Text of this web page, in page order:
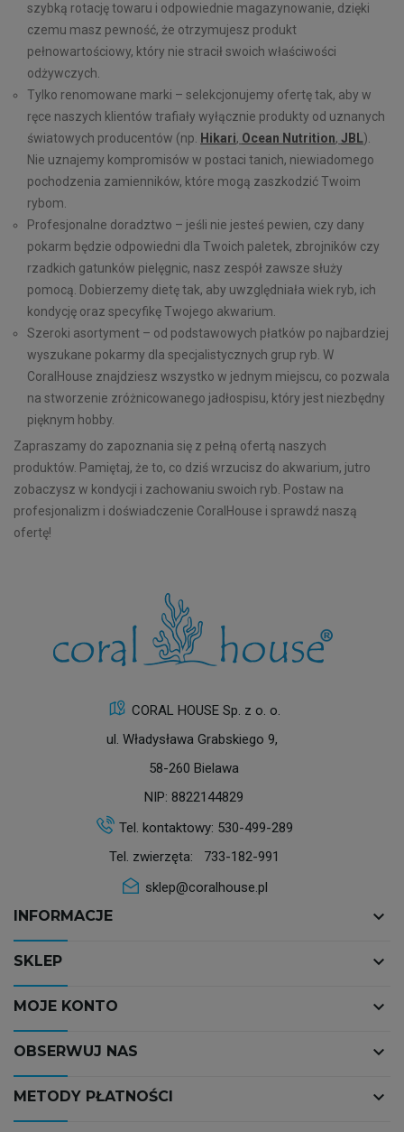
szybką rotację towaru i odpowiednie magazynowanie, dzięki
czemu masz pewność, że otrzymujesz produkt
pełnowartościowy, który nie stracił swoich właściwości
odżywczych.
Tylko renomowane marki – selekcjonujemy ofertę tak, aby w
ręce naszych klientów trafiały wyłącznie produkty od uznanych
światowych producentów (np.
Hikari, Ocean Nutrition, JBL).
Nie uznajemy kompromisów w postaci tanich, niewiadomego
pochodzenia zamienników, które mogą zaszkodzić Twoim
rybom.
Profesjonalne doradztwo – jeśli nie jesteś pewien, czy dany
pokarm będzie odpowiedni dla Twoich paletek, zbrojników czy
rzadkich gatunków pielęgnic, nasz zespół zawsze służy
pomocą. Dobierzemy dietę tak, aby uwzględniała wiek ryb, ich
kondycję oraz specyfikę Twojego akwarium.
Szeroki asortyment – od podstawowych płatków po najbardziej
wyszukane pokarmy dla specjalistycznych grup ryb. W
CoralHouse znajdziesz wszystko w jednym miejscu, co pozwala
na stworzenie zróżnicowanego jadłospisu, który jest niezbędny
pięknym hobby.
Zapraszamy do zapoznania się z pełną ofertą naszych
produktów. Pamiętaj, że to, co dziś wrzucisz do akwarium, jutro
zobaczysz w kondycji i zachowaniu swoich ryb. Postaw na
profesjonalizm i doświadczenie CoralHouse i sprawdź naszą
ofertę!
CORAL HOUSE Sp. z o. o.
ul. Władysława Grabskiego 9,
58-260 Bielawa
NIP: 8822144829
Tel. kontaktowy: 530-499-289
Tel. zwierzęta: 733-182-991
sklep@coralhouse.pl
INFORMACJE keyboard_arrow_down
SKLEP keyboard_arrow_down
MOJE KONTO keyboard_arrow_down
OBSERWUJ NAS keyboard_arrow_down
METODY PŁATNOŚCI keyboard_arrow_down